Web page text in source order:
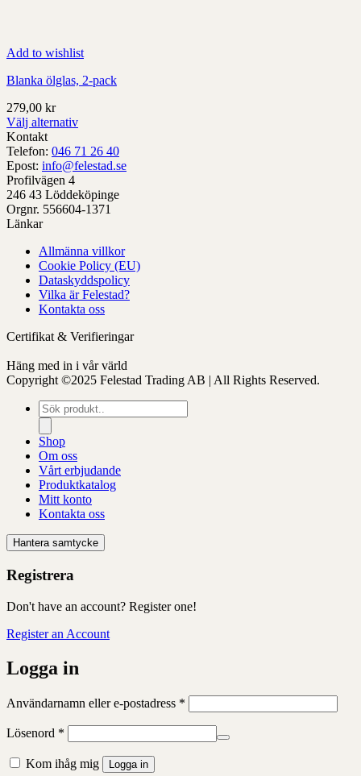
Add to wishlist
Blanka ölglas, 2-pack
279,00 kr
Välj alternativ
Denna
produkt
har
alternativ
som
kan
väljas
produktens
Kontakt
Telefon: 046 71 26 40
Epost: info@felestad.se
Profilvägen 4
246 43 Löddeköpinge
Orgnr. 556604-1371
Länkar
Allmänna villkor
Cookie Policy (EU)
Dataskyddspolicy
Vilka är Felestad?
Kontakta oss
Certifikat & Verifieringar
Häng med in i vår värld
Copyright ©2025 Felestad Trading AB | All Rights Reserved.
Produktsökning
Shop
Om oss
Vårt erbjudande
Produktkatalog
Mitt konto
Kontakta oss
Hantera samtycke
Registrera
Don't have an account? Register one!
Register an Account
Logga in
Användarnamn eller e-postadress *
Lösenord *
Kom ihåg mig Logga in